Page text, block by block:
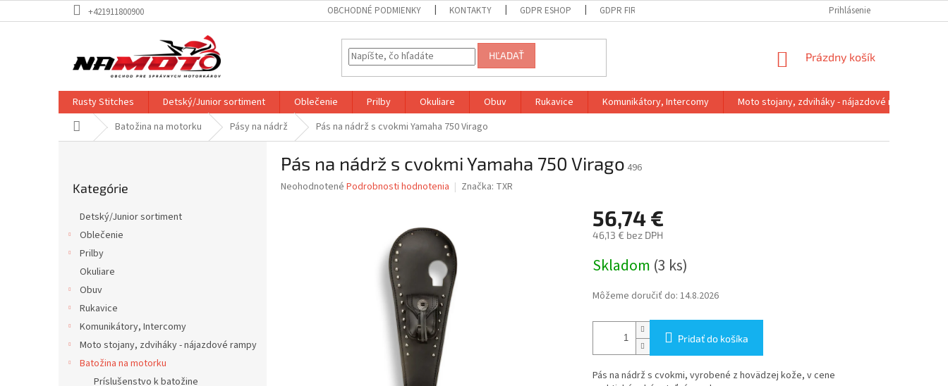
na
+421911800900 OBCHODNÉ PODMIENKY KONTAKTY GDPR ESHOP GDPR FIRMA VÝMENA VEĽKOSTI
Prihlásenie
HĽADAŤ
NÁKUPNÝ
Prázdny košík
Rusty Stitches Detský/Junior sortiment Oblečenie Prilby Okuliare Obuv Rukavice Komunikátory, Intercomy Moto stojany, zdviháky - nájazdové rampy
DomovBatožina na motorku Pásy na nádrž Pás na nádrž s cvokmi Yamaha 750 Virago
kategórie
Kategórie
Detský/Junior sortiment
Oblečenie
Prilby
Okuliare
Obuv
Rukavice
Komunikátory, Intercomy
Moto stojany, zdviháky - nájazdové rampy
Batožina na motorku
Príslušenstvo k batožine
Pás na nádrž s cvokmi Yamaha 750 Virago 496
Priemerné
Neohodnotené Podrobnosti hodnotenia Značka: TXR
56,74 €
46,13 € bez DPH
cena:
Skladom (3 ks)
Môžeme doručiť do: 14.8.2026
Pridať do košíka
Pás na nádrž s cvokmi, vyrobené z hovädzej kože, v cene